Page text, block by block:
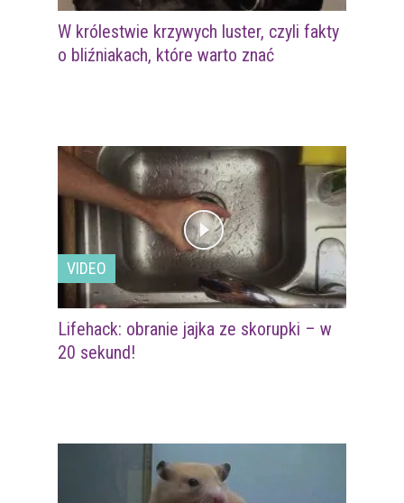
W królestwie krzywych luster, czyli fakty
o bliźniakach, które warto znać
VIDEO
Lifehack: obranie jajka ze skorupki – w
20 sekund!